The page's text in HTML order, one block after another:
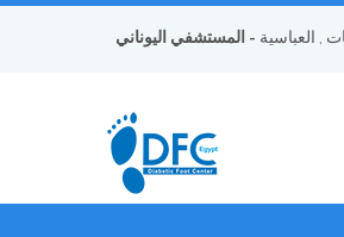
- المستشفي اليوناني